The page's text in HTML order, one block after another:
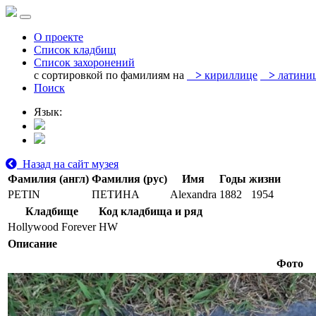
О проекте
Список кладбищ
Список захоронений
с сортировкой по фамилиям на
> кириллице >
Поиск
Язык:
Назад на сайт музея
Фамилия (англ) Фамилия (рус) Имя
Годы жизни
PETIN
ПЕТИНА Alexandra 1882
1954
Кладбище
Код кладбища и ряд
Hollywood Forever HW
Описание
Фото